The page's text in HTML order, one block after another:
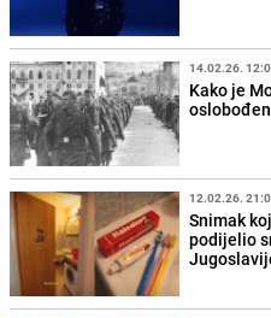
14.02.26.
Kako je
12.02.26.
Snimak
podijelio